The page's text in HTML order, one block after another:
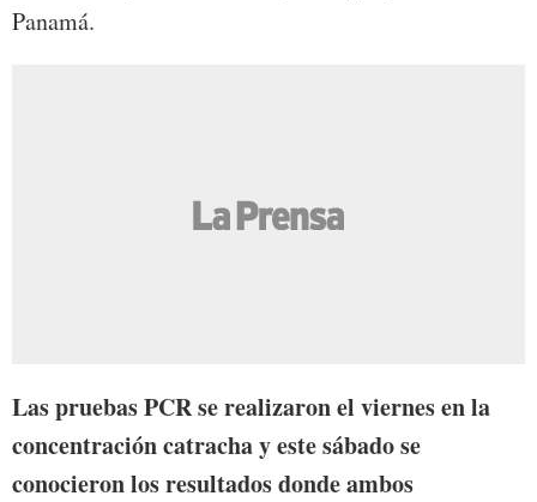
Panamá.
Las pruebas PCR se realizaron el viernes en la
concentración catracha y este sábado se
conocieron los resultados donde ambos